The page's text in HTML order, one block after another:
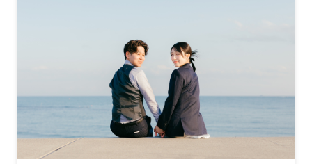
に。きっと「こんな写真を撮ってほしかった！」と思える一枚に
出会えます。まずは、ラブグラフの
撮影事例